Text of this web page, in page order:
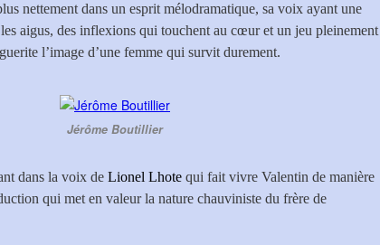
nettement dans un esprit mélodramatique, sa voix ayant une
aigus, des inflexions qui touchent au cœur et un jeu pleinement
l’image d’une femme qui survit durement.
Jérôme Boutillier
dans la voix de Lionel Lhote qui fait vivre Valentin de manière
qui met en valeur la nature chauviniste du frère de